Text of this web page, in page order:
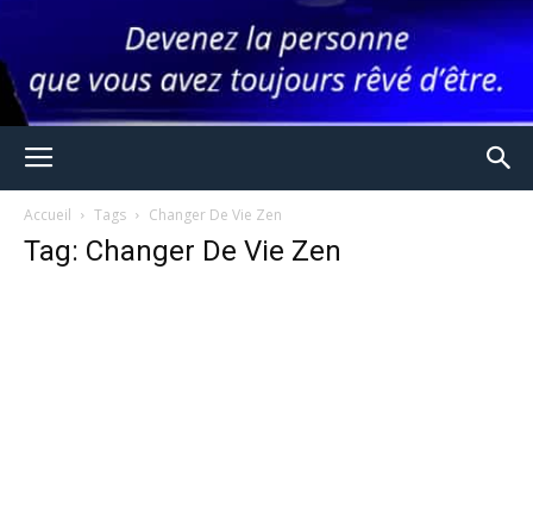
Accueil Tags Changer De Vie Zen
Tag: Changer De Vie Zen